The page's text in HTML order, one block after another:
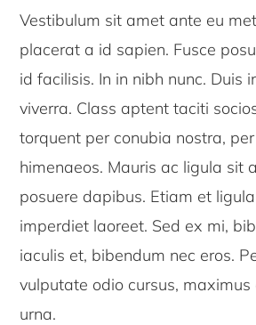
Vestibulum sit amet ante eu
placerat a id sapien. Fusce
id facilisis. In in nibh nunc. Duis
viverra. Class aptent taciti
torquent per conubia nostra,
himenaeos. Mauris ac ligula sit
posuere dapibus. Etiam et
imperdiet laoreet. Sed ex mi,
iaculis et, bibendum nec eros.
vulputate odio cursus, maximus
urna.